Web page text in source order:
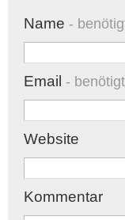
Name -
Email -
Website
Kommentar